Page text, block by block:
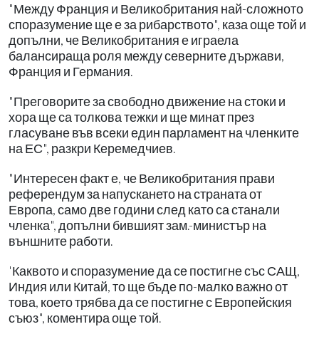
"Между Франция и Великобритания най-сложното
споразумение ще е за рибарството", каза още той и
допълни, че Великобритания е играела
балансираща роля между северните държави,
Франция и Германия.
"Преговорите за свободно движение на стоки и
хора ще са толкова тежки и ще минат през
гласуване във всеки един парламент на членките
на ЕС", разкри Керемедчиев.
"Интересен факт е, че Великобритания прави
референдум за напускането на страната от
Европа, само две години след като са станали
членка", допълни бившият зам.-министър на
външните работи.
'Каквото и споразумение да се постигне със САЩ,
Индия или Китай, то ще бъде по-малко важно от
това, което трябва да се постигне с Европейския
съюз", коментира още той.